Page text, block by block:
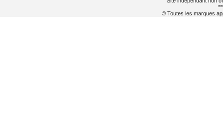
© Toutes les marques